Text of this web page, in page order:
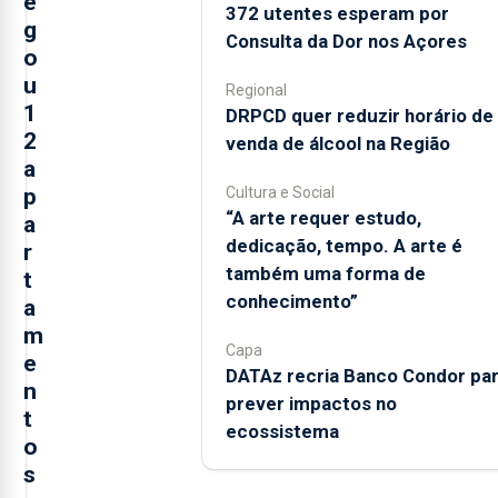
g
o
u
1
2
a
p
a
r
t
a
m
e
n
t
o
s
372 utentes esperam por
Consulta da Dor nos Açores
Regional
DRPCD quer reduzir horário de
venda de álcool na Região
Cultura e Social
“A arte requer estudo,
dedicação, tempo. A arte é
também uma forma de
conhecimento”
Capa
DATAz recria Banco Condor
prever impactos no
ecossistema